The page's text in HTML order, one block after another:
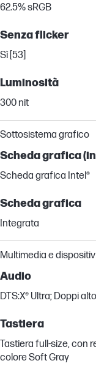
62.5% sRGB
Senza flicker
Sì [53]
Luminosità
300 nit
Sottosistema grafico
Scheda grafica
Scheda grafica Intel®
Scheda grafica
Integrata
Multimedia e
Audio
DTS:X® Ultra; Doppi
Tastiera
Tastiera full-size, con
colore Soft Gray